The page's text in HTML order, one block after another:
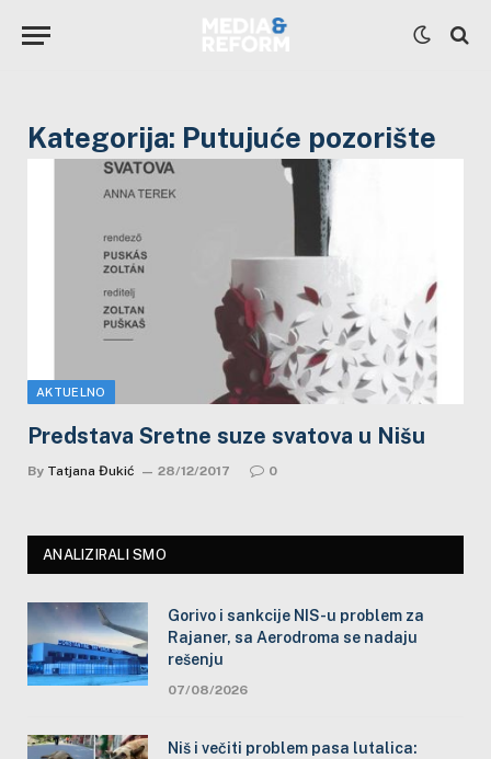
Kategorija: Putujuće pozorište
AKTUELNO
Predstava Sretne suze svatova u Nišu
By Tatjana Đukić 28/12/2017 0
ANALIZIRALI SMO
Gorivo i sankcije NIS-u problem za
Rajaner, sa Aerodroma se nadaju
rešenju
07/08/2026
Niš i večiti problem pasa lutalica: